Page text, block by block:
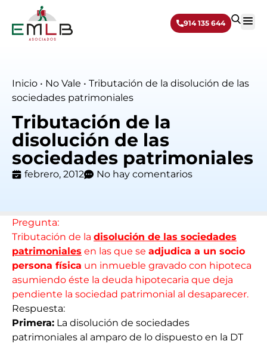
914 135 644
Inicio • No Vale • Tributación de la disolución de las
sociedades patrimoniales
Tributación de la
disolución de las
sociedades patrimoniales
febrero, 2012 No hay comentarios
Pregunta:
Tributación de la disolución de las sociedades
patrimoniales en las que se adjudica a un socio
persona física un inmueble gravado con hipoteca
asumiendo éste la deuda hipotecaria que deja
pendiente la sociedad patrimonial al desaparecer.
Respuesta:
Primera: La disolución de sociedades
patrimoniales al amparo de lo dispuesto en la DT